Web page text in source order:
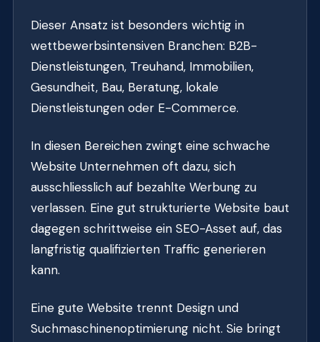
Dieser Ansatz ist besonders wichtig in
wettbewerbsintensiven Branchen: B2B-
Dienstleistungen, Treuhand, Immobilien,
Gesundheit, Bau, Beratung, lokale
Dienstleistungen oder E-Commerce.
In diesen Bereichen zwingt eine schwache
Website Unternehmen oft dazu, sich
ausschliesslich auf bezahlte Werbung zu
verlassen. Eine gut strukturierte Website baut
dagegen schrittweise ein SEO-Asset auf, das
langfristig qualifizierten Traffic generieren
kann.
Eine gute Website trennt Design und
Suchmaschinenoptimierung nicht. Sie bringt